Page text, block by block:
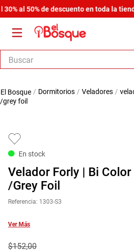
al 50% de descuento en toda la tienda!
Buscar
dormitorios veladores
/grey foil
En stock
Velador Forly | Bi Color
/Grey Foil
Referencia: 1303-S3
Ver Más
$152,00
1.
salas
.
zapatera
6.
cama
7.
comoda